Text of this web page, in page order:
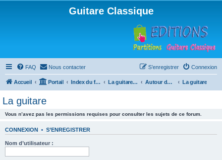
Guitare Classique
FAQ Nous contacter Connexion
S’enregistrer
Accueil Portail Index du forum La guitare : instrument, cours et théorie Autour de la guitare La guitare
La guitare
Vous n’avez pas les permissions requises pour consulter les sujets de ce forum.
CONNEXION • S’ENREGISTRER
Nom d’utilisateur :